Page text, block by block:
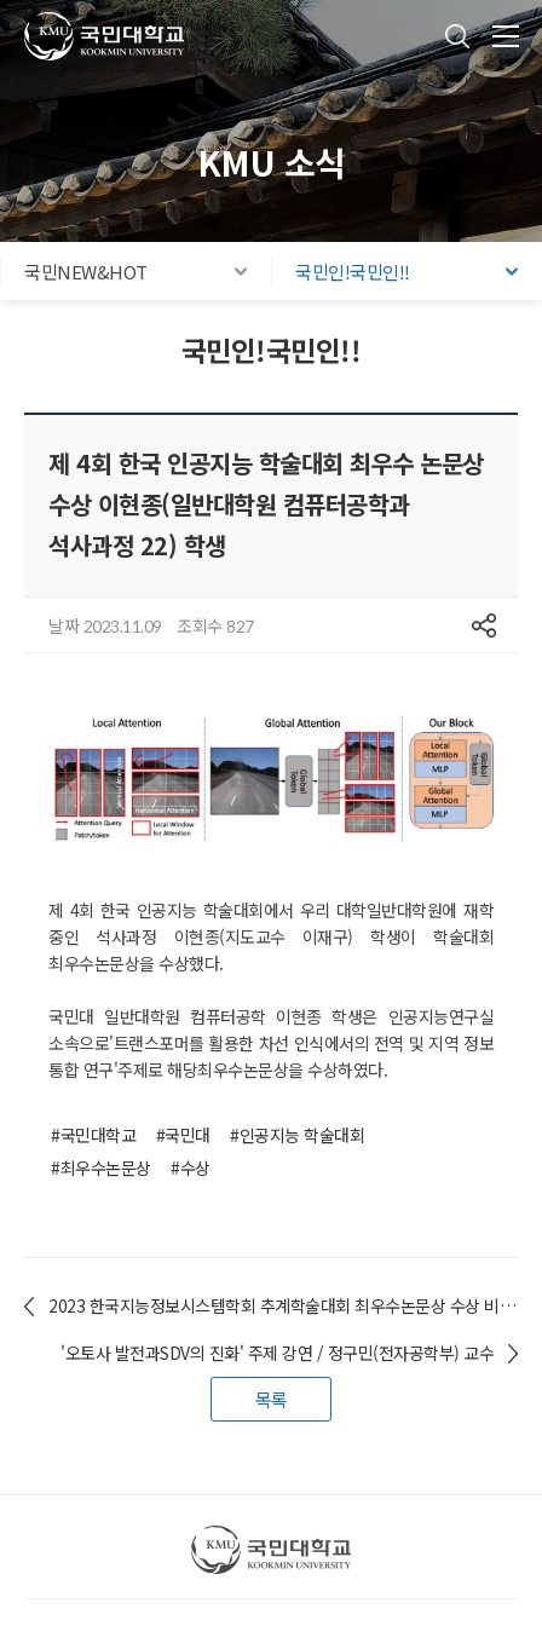
주메뉴 바로가기
본문내용 바로가기
푸터 바로가기
국민대학교
KMU 소식
국민NEW&HOT 국민인!국민인!!
국민인!국민인!!
제 4회 한국 인공지능 학술대회 최우수 논문상
수상 이현종(일반대학원 컴퓨터공학과
석사과정 22) 학생
날짜 2023.11.09 조회수 827 공유
제 4회 한국 인공지능 학술대회에서 우리 대학일반대학원에 재학
중인 석사과정 이현종(지도교수 이재구) 학생이 학술대회
최우수논문상을 수상했다.
국민대 일반대학원 컴퓨터공학 이현종 학생은 인공지능연구실
소속으로'트랜스포머를 활용한 차선 인식에서의 전역 및 지역 정보
통합 연구'주제로 해당최우수논문상을 수상하였다.
#국민대학교 #국민대
#인공지능 학술대회
#최우수논문상
#수상
2023 한국지능정보시스템학회 추계학술대회 최우수논문상 수상 비즈니스IT전문대학원 석사과정 학생들
'오토사 발전과SDV의 진화' 주제 강연 / 정구민(전자공학부) 교수
목록
국민대학교